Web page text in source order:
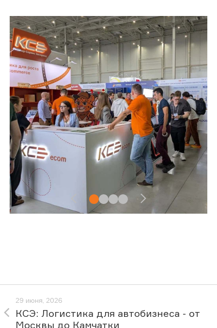
29 июня, 2026
КСЭ: Логистика для автобизнеса - от
Москвы до Камчатки